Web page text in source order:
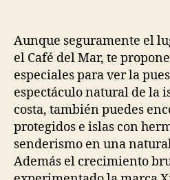
entrada
Aunque seguramente el
el Café del Mar, te
especiales para ver la
espectáculo natural de la
costa, también puedes
protegidos e islas con
senderismo en una
Además el crecimiento